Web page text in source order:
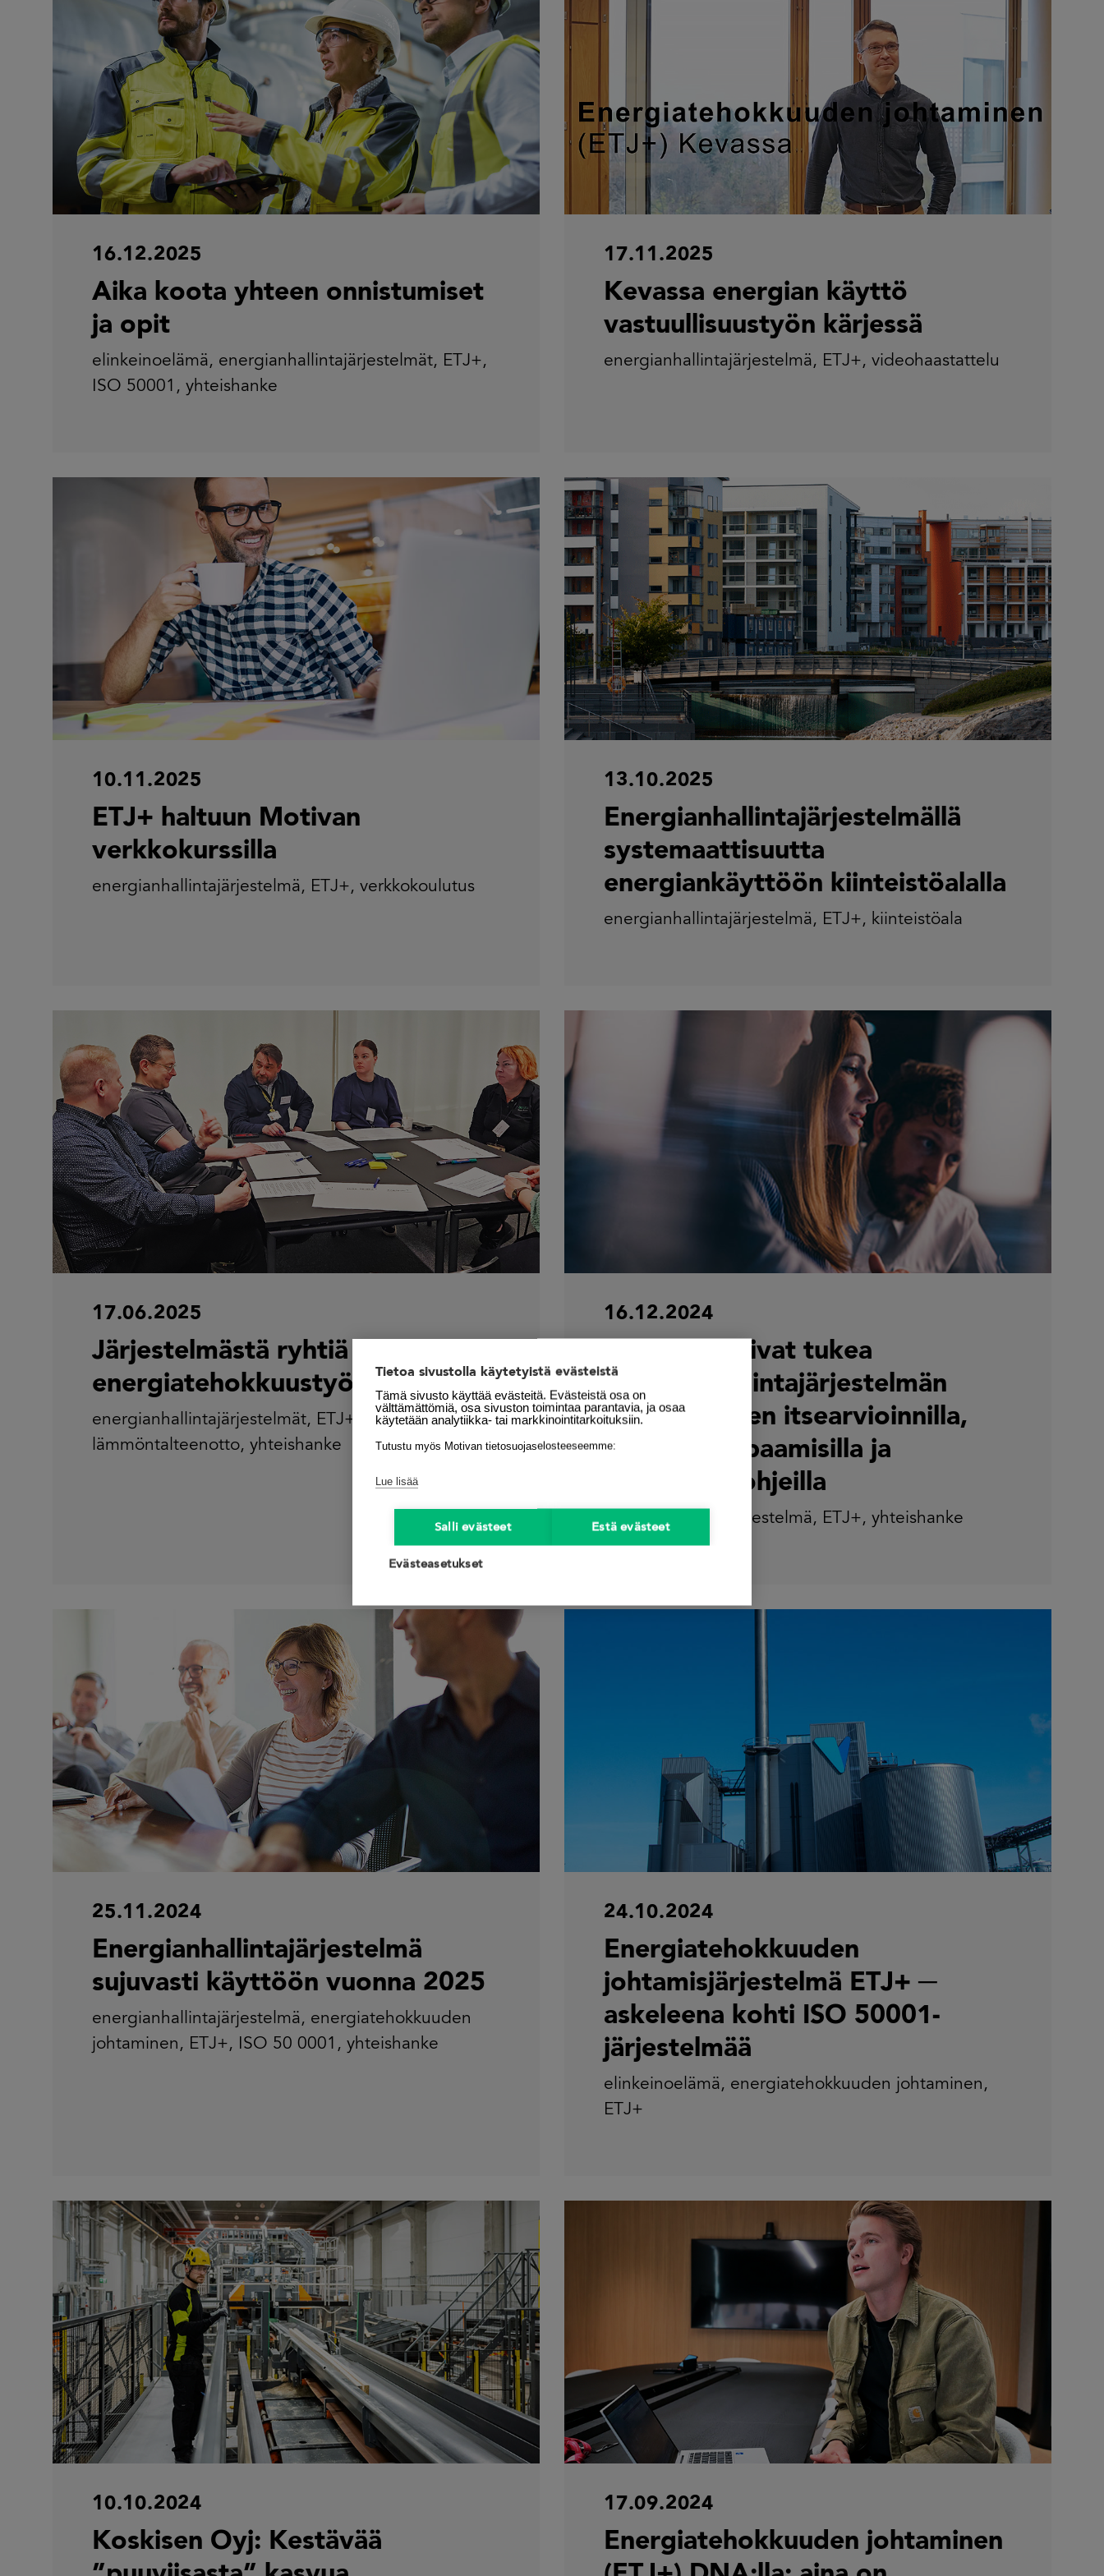
16.12.2025
Aika koota yhteen onnistumiset
ja opit
elinkeinoelämä, energianhallintajärjestelmät, ETJ+,
ISO 50001 , yhteishanke
17.11.2025
Kevassa energian käyttö
vastuullisuustyön kärjessä
energianhallintajärjestelmä, ETJ+, videohaastattelu
10.11.2025
ETJ+ haltuun Motivan
verkkokurssilla
energianhallintajärjestelmä, ETJ+, verkkokoulutus
13.10.2025
Energianhallintajärjestelmällä
systemaattisuutta
energiankäyttöön kiinteistöalalla
energianhallintajärjestelmä, ETJ+, kiinteistöala
17.06.2025
Järjestelmästä ryhtiä
energiatehokkuustyöhön
energianhallintajärjestelmät, ETJ+ ISO 50001,
lämmöntalteenotto, yhteishanke
16.12.2024
Yritykset saivat tukea
energianhallintajärjestelmän
kehittämiseen itsearvioinnilla,
yhteisillä tapaamisilla ja
käytännön ohjeilla
energianhallintajärjestelmä, ETJ+, yhteishanke
25.11.2024
Energianhallintajärjestelmä
sujuvasti käyttöön​ vuonna 2025
energianhallintajärjestelmä, energiatehokkuuden
johtaminen, ETJ+, ISO 50 0001 , yhteishanke
24.10.2024
Energiatehokkuuden
johtamisjärjestelmä ETJ+ ─
askeleena kohti ISO 50001-
järjestelmää
elinkeinoelämä, energiatehokkuuden johtaminen,
ETJ+
10.10.2024
Koskisen Oyj: Kestävää
17.09.2024
Energiatehokkuuden johtaminen
Tietoa sivustolla käytetyistä evästeistä
Tämä sivusto käyttää evästeitä. Evästeistä osa on
välttämättömiä, osa sivuston toimintaa parantavia, ja osaa
käytetään analytiikka- tai markkinointitarkoituksiin.
Tutustu myös Motivan tietosuojaselosteeseemme:
Lue lisää
Salli evästeet Estä evästeet
Evästeasetukset